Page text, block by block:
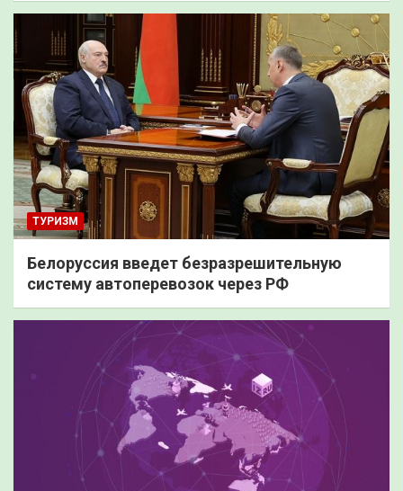
ТУРИЗМ
Белоруссия введет безразрешительную
систему автоперевозок через РФ